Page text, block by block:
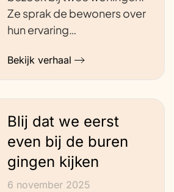
Ze sprak de bewoners over
hun ervaring…
Bekijk verhaal
Blij dat we eerst
even bij de buren
gingen kijken
6 november 2025